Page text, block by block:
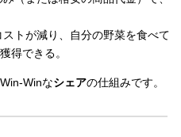
ストが減り、自分の野菜を食べて
得できる。
Winなシェアの仕組みです。